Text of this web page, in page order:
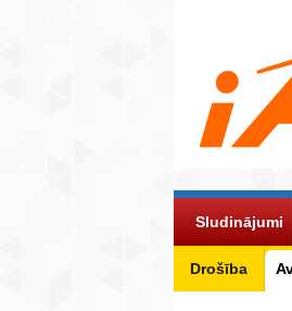
Sludinājumi
Drošība